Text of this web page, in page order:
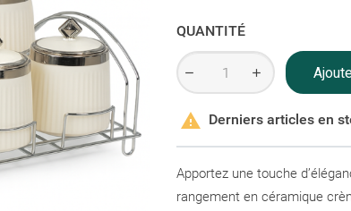
QUANTITÉ
 Derniers articles en
Apportez une touche
rangement en céramique